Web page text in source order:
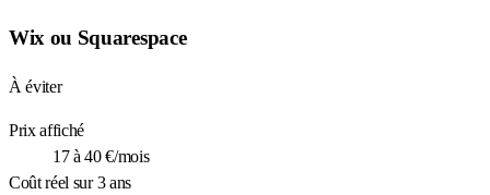
Wix ou Squarespace
À éviter
Prix affiché
17 à 40 €/mois
Coût réel sur 3 ans